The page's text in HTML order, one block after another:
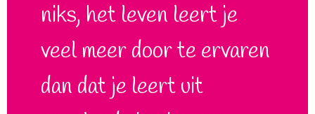
niks, het leven leert je
veel meer door te ervaren
dan dat je leert uit